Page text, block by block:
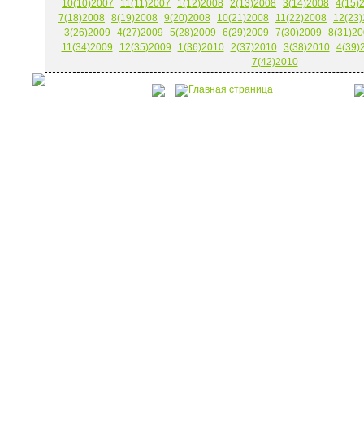
10(10)2007 11(11)2007 1(12)2008 2(13)2008 3(14)2008
7(18)2008 8(19)2008 9(20)2008 10(21)2008 11(22)2008
3(26)2009
4(27)2009 5(28)2009 6(29)2009 7(30)2009
11(34)2009
12(35)2009 1(36)2010 2(37)2010 3(38)2010
7(42)2010